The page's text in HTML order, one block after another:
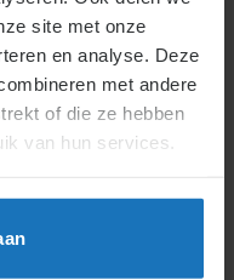
site met onze
en analyse. Deze
met andere
of die ze hebben
van hun services.
KLM